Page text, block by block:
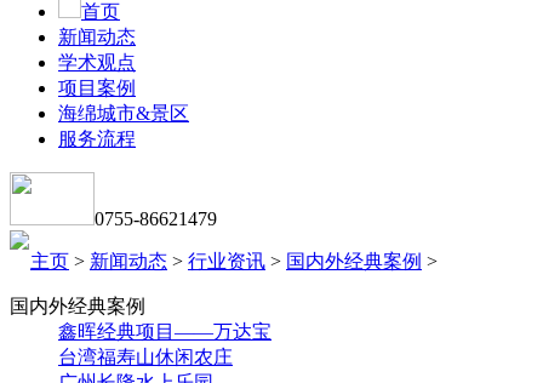
首页
新闻动态
学术观点
项目案例
海绵城市&景区
服务流程
0755-86621479
主页 > 新闻动态 > 行业资讯 > 国内外经典案例 >
国内外经典案例
鑫晖经典项目——万达宝
台湾福寿山休闲农庄